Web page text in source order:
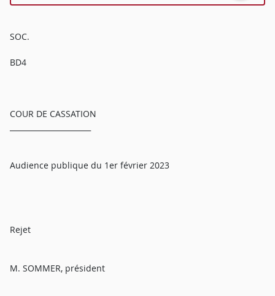
SOC.
BD4
COUR DE CASSATION
Audience publique du 1er février 2023
Rejet
M. SOMMER, président